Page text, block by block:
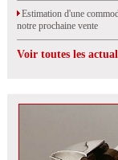
Estimation d'une
notre prochaine vente
Voir toutes les